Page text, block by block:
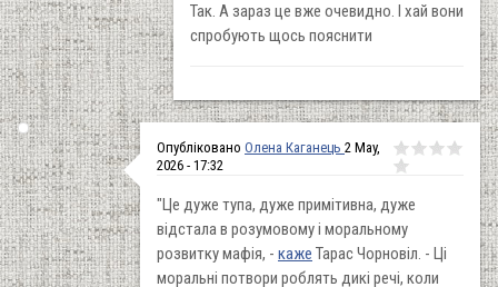
Так. А зараз це вже очевидно. І хай вони
спробують щось пояснити
Опубліковано Олена Каганець 2 May,
2026 - 17:32
"Це дуже тупа, дуже примітивна, дуже
відстала в розумовому і моральному
розвитку мафія, - каже Тарас Чорновіл. - Ці
моральні потвори роблять дикі речі, коли